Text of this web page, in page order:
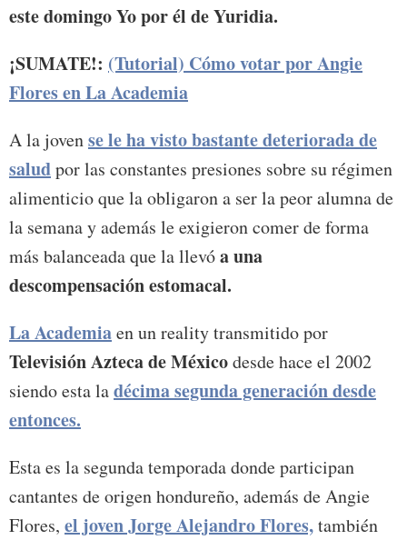
este domingo Yo por él de Yuridia.
¡SUMATE!: (Tutorial) Cómo votar por Angie
Flores en La Academia
A la jovense le ha visto bastante deteriorada de
saludpor las constantes presiones sobre su régimen
alimenticio que la obligaron a ser la peor alumna de
la semana y además le exigieron comer de forma
más balanceada que la llevóa una
descompensación estomacal.
La Academiaen un reality transmitido por
Televisión Azteca de Méxicodesde hace el 2002
siendo esta ladécima segunda generación desde
entonces.
Esta es la segunda temporada donde participan
cantantes de origen hondureño, además de Angie
Flores, el joven Jorge Alejandro Flores,también